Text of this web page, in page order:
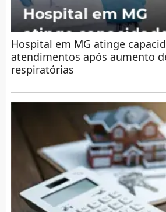
Hospital em MG atinge
atendimentos após aumento
respiratórias